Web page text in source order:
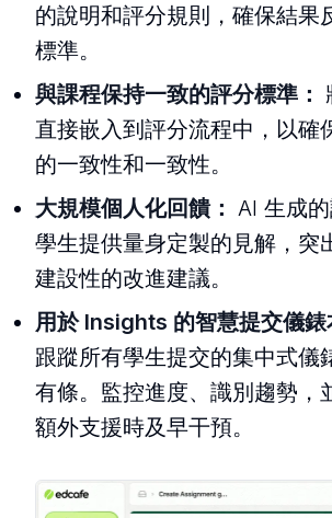
的說明和評分規則，確保結果
標準。
與課程保持一致的評分標準：
直接嵌入到評分流程中，以確
的一致性和一致性。
大規模個人化回饋： AI 生成
學生提供量身定製的見解，突
建設性的改進建議。
用於 Insights 的智慧提交儀錶
跟蹤所有學生提交的集中式儀
有條。監控進度、識別趨勢，
額外支援時及早干預。